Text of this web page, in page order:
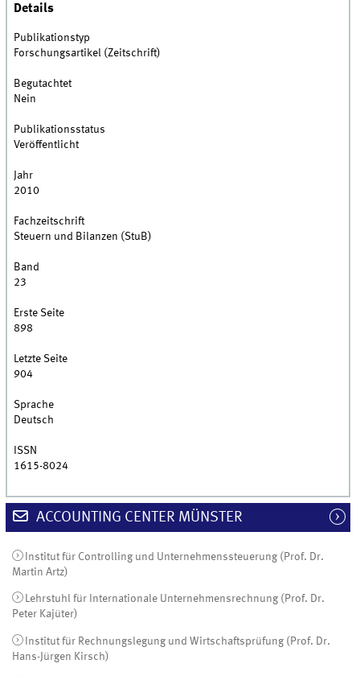
Details
Publikationstyp
Forschungsartikel (Zeitschrift)
Begutachtet
Nein
Publikationsstatus
Veröffentlicht
Jahr
2010
Fachzeitschrift
Steuern und Bilanzen (StuB)
Band
23
Erste Seite
898
Letzte Seite
904
Sprache
Deutsch
ISSN
1615-8024
ACCOUNTING CENTER MÜNSTER
Institut für Controlling und Unternehmenssteuerung (Prof. Dr.
Martin Artz)
Lehrstuhl für Internationale Unternehmensrechnung (Prof. Dr.
Peter Kajüter)
Institut für Rechnungslegung und Wirtschaftsprüfung (Prof. Dr.
Hans-Jürgen Kirsch)